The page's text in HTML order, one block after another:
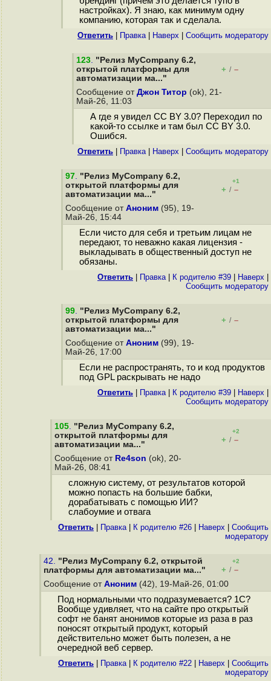
настройках). Я знаю, как минимум одну
компанию, которая так и сделала.
Ответить Правка| Наверх Cообщить модератору
123. "Релиз MyCompany 6.2,
открытой платформы для
автоматизации ма..."
+ / –
Сообщение от Джон Титор (ok), 21-
Май-26, 11:03
А где я увидел CC BY 3.0? Переходил по
какой-то ссылке и там был CC BY 3.0.
Ошибся.
Ответить Правка| Наверх Cообщить модератору
97. "Релиз MyCompany 6.2,
открытой платформы для
автоматизации ма..."
+1
+ / –
Сообщение от Аноним (95), 19-
Май-26, 15:44
Если чисто для себя и третьим лицам не
передают, то неважно какая лицензия -
выкладывать в общественный доступ не
обязаны.
Ответить Правка| К родителю #39 Наверх
Cообщить модератору
99. "Релиз MyCompany 6.2,
открытой платформы для
автоматизации ма..."
+ / –
Сообщение от Аноним (99), 19-
Май-26, 17:00
Если не распространять, то и код продуктов
под GPL раскрывать не надо
Ответить Правка| К родителю #39 Наверх
Cообщить модератору
105. "Релиз MyCompany 6.2,
открытой платформы для
автоматизации ма..."
+2
+ / –
Сообщение от Re4son (ok), 20-
Май-26, 08:41
сложную систему, от результатов которой
можно попасть на большие бабки,
дорабатывать с помощью ИИ?
слабоумие и отвага
Ответить Правка| К родителю #26 Наверх
Cообщить
модератору
42. "Релиз MyCompany 6.2, открытой
платформы для автоматизации ма..."
+2
+ / –
Сообщение от Аноним (42), 19-Май-26, 01:00
Под нормальными что подразумевается? 1С?
Вообще удивляет, что на сайте про открытый
софт не банят анонимов которые из раза в раз
поносят открытый продукт, который
действительно может быть полезен, а не
очередной веб сервер.
Ответить Правка| К родителю #22 Наверх
Cообщить
модератору